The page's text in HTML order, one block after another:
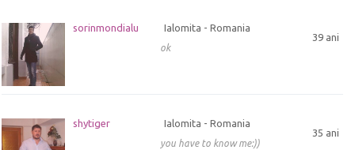
sorinmondialu
39 ani
Ialomita - Romania
ok
shytiger
35 ani
Ialomita - Romania
you have to know me:))